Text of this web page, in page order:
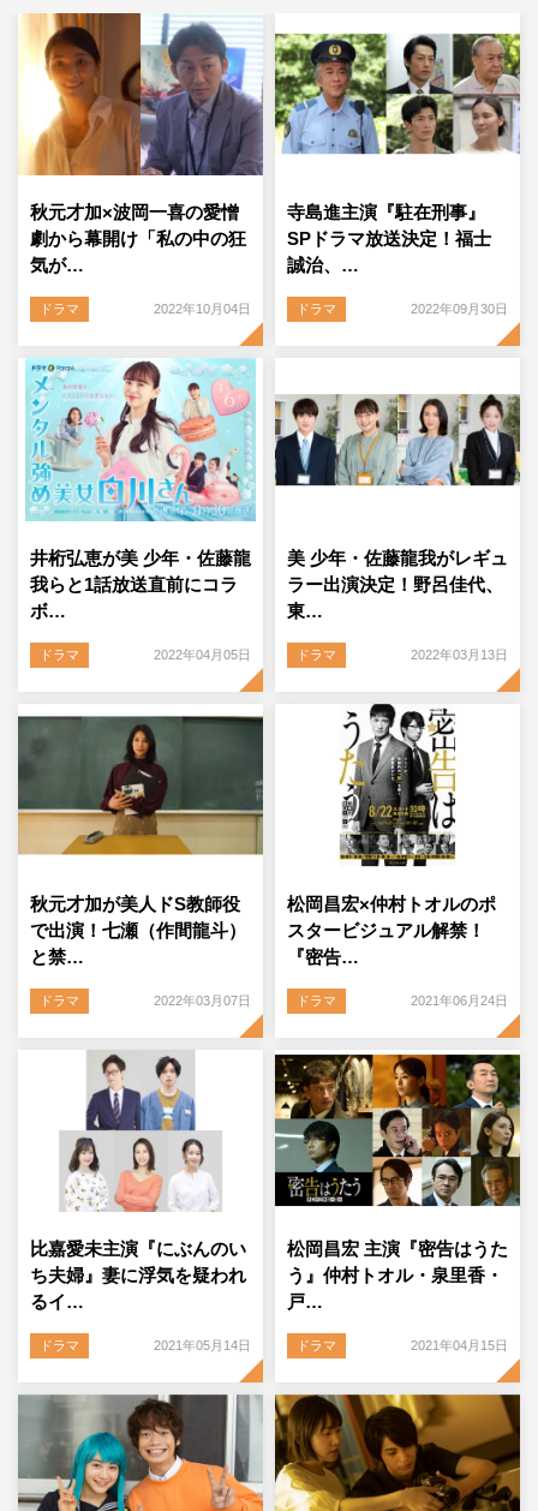
秋元才加×波岡一喜の愛憎
劇から幕開け「私の中の狂
気が…
ドラマ 2022年10月04日
寺島進主演『駐在刑事』
SPドラマ放送決定！福士
誠治、…
ドラマ 2022年09月30日
井桁弘恵が美 少年・佐藤龍
我らと1話放送直前にコラ
ボ…
ドラマ 2022年04月05日
美 少年・佐藤龍我がレギュ
ラー出演決定！野呂佳代、
東…
ドラマ 2022年03月13日
秋元才加が美人ドS教師役
で出演！七瀬（作間龍斗）
と禁…
ドラマ 2022年03月07日
松岡昌宏×仲村トオルのポ
スタービジュアル解禁！
『密告…
ドラマ 2021年06月24日
比嘉愛未主演『にぶんのい
ち夫婦』妻に浮気を疑われ
るイ…
ドラマ 2021年05月14日
松岡昌宏 主演『密告はうた
う』仲村トオル・泉里香・
戸…
ドラマ 2021年04月15日